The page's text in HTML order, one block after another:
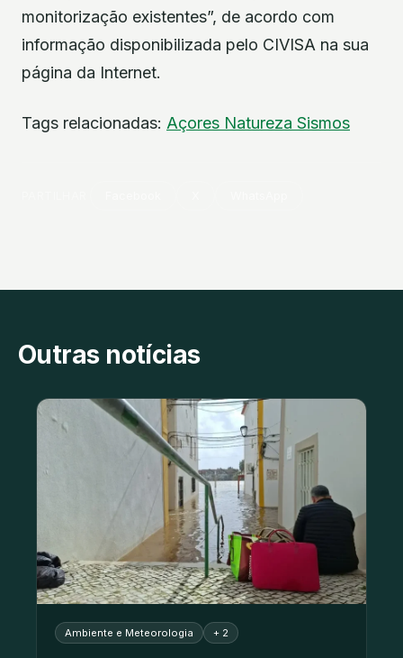
monitorização existentes”, de acordo com
informação disponibilizada pelo CIVISA na sua
página da Internet.
Tags relacionadas: Açores Natureza Sismos
Outras notícias
Ambiente e Meteorologia + 2